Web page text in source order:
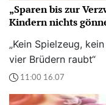
„Sparen bis zur
Kindern nichts
„Kein Spielzeug,
vier Brüdern raubt“
11:00 16.07